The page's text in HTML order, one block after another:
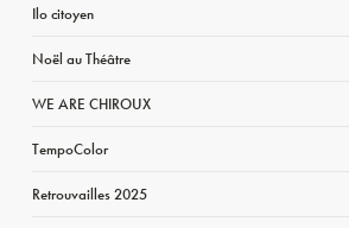
Ilo citoyen
Noël au Théâtre
WE ARE CHIROUX
TempoColor
Retrouvailles 2025